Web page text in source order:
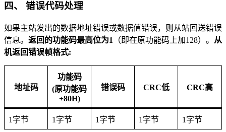
​四、 错误代码处理​
如果主站发出的数据地址错误或数据值错误，则从站回送错误
信息。​ ​返回的功能码最高位为1​ ​（即在原功能码上加128）。​ ​从
机返回错误帧格式:​
地址码
功能码
(原功能码
+80H)
错误码 CRC低 CRC高
1字节 1字节 1字节 1字节 1字节